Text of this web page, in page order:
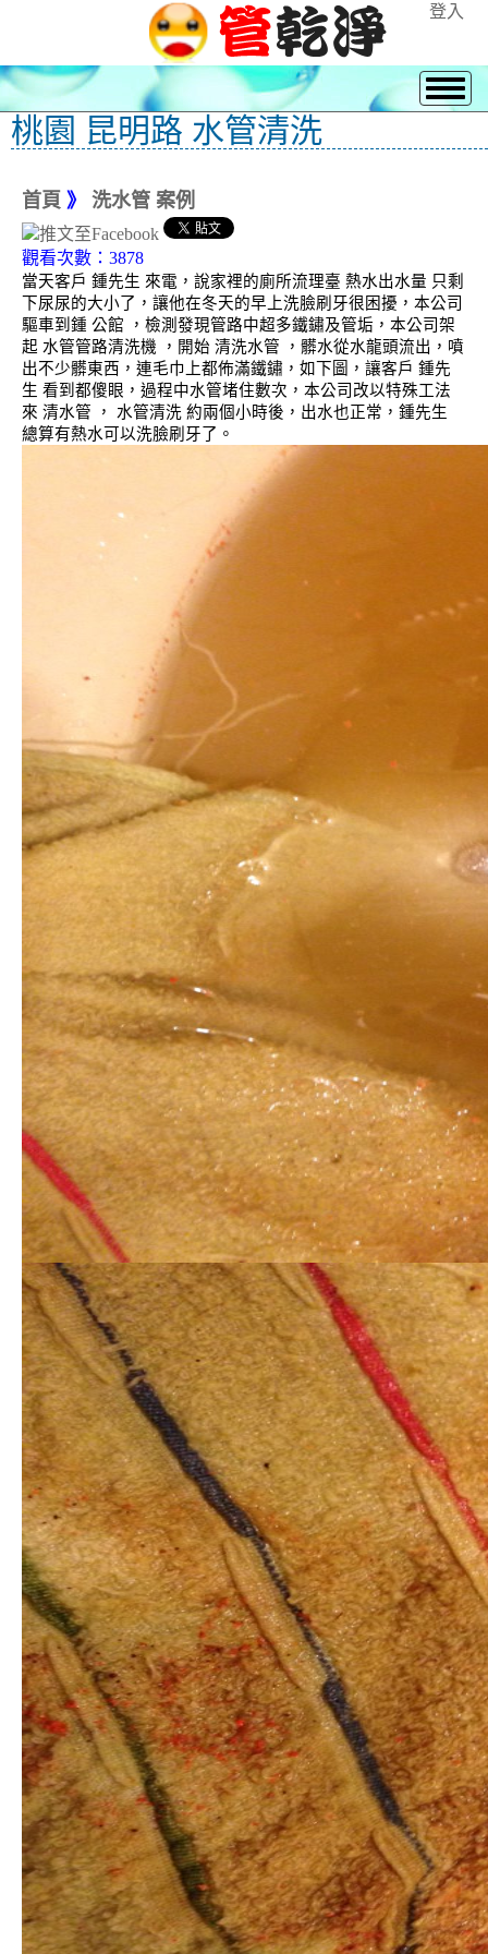
登入
桃園 昆明路 水管清洗
首頁 》 洗水管 案例
觀看次數：3878
當天客戶 鍾先生 來電，說家裡的廁所流理臺 熱水出水量 只剩
下尿尿的大小了，讓他在冬天的早上洗臉刷牙很困擾，本公司
驅車到鍾 公館 ，檢測發現管路中超多鐵鏽及管垢，本公司架
起 水管管路清洗機 ，開始 清洗水管 ，髒水從水龍頭流出，噴
出不少髒東西，連毛巾上都佈滿鐵鏽，如下圖，讓客戶 鍾先
生 看到都傻眼，過程中水管堵住數次，本公司改以特殊工法
來 清水管 ， 水管清洗 約兩個小時後，出水也正常，鍾先生
總算有熱水可以洗臉刷牙了。